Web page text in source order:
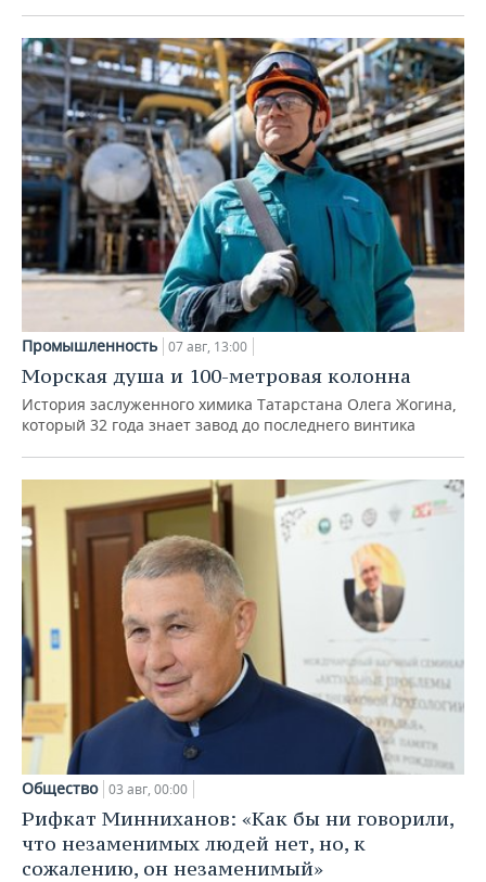
Промышленность 07 авг, 13:00
Морская душа и 100-метровая колонна
История заслуженного химика Татарстана Олега Жогина,
который 32 года знает завод до последнего винтика
Общество 03 авг, 00:00
Рифкат Минниханов: «Как бы ни говорили,
что незаменимых людей нет, но, к
сожалению, он незаменимый»